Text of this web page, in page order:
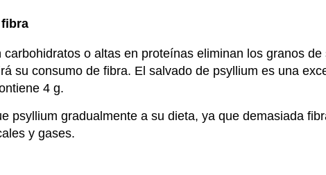
carbohidratos o altas en proteínas eliminan los granos
su consumo de fibra. El salvado de psyllium es una
4 g.
psyllium gradualmente a su dieta, ya que demasiada
y gases.